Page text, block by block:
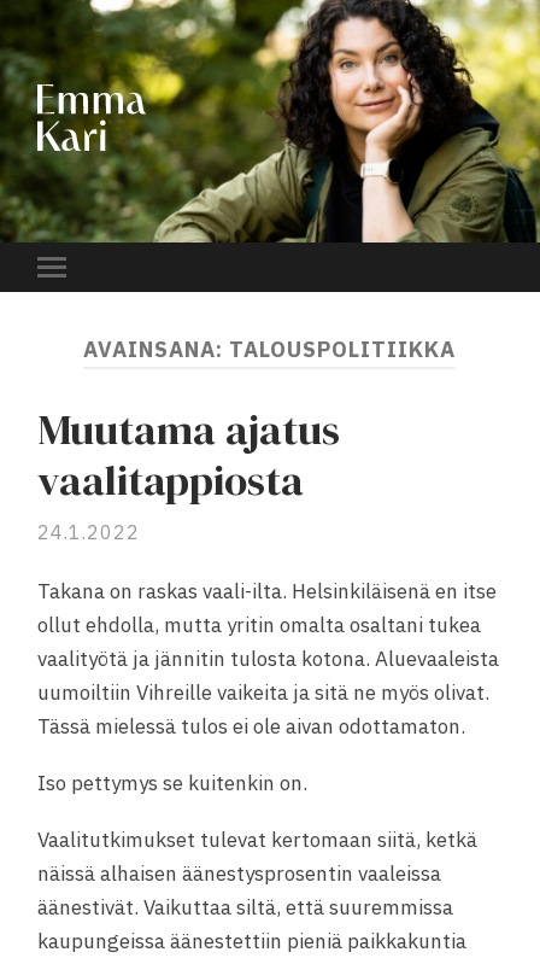
EMMA
KARI
Toggle
AVAINSANA: TALOUSPOLITIIKKA
Muutama ajatus
vaalitappiosta
24.1.2022
Takana on raskas vaali-ilta. Helsinkiläisenä en itse
ollut ehdolla, mutta yritin omalta osaltani tukea
vaalityötä ja jännitin tulosta kotona. Aluevaaleista
uumoiltiin Vihreille vaikeita ja sitä ne myös olivat.
Tässä mielessä tulos ei ole aivan odottamaton.
Iso pettymys se kuitenkin on.
Vaalitutkimukset tulevat kertomaan siitä, ketkä
näissä alhaisen äänestysprosentin vaaleissa
äänestivät. Vaikuttaa siltä, että suuremmissa
kaupungeissa äänestettiin pieniä paikkakuntia